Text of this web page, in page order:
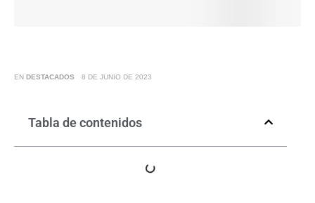
EN DESTACADOS 8 DE JUNIO DE 2023
Tabla de contenidos